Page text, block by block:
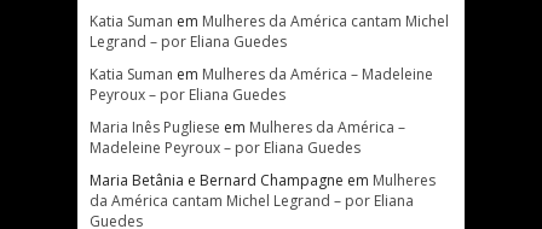
Katia Suman em Mulheres da América cantam Michel
Legrand – por Eliana Guedes
Katia Suman em Mulheres da América – Madeleine
Peyroux – por Eliana Guedes
Maria Inês Pugliese em Mulheres da América –
Madeleine Peyroux – por Eliana Guedes
Maria Betânia e Bernard Champagne em Mulheres
da América cantam Michel Legrand – por Eliana
Guedes